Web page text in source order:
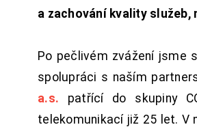
a zachování kvality služeb,
Po pečlivém zvážení jsme
spolupráci s naším
a.s. patřící do skupiny
telekomunikací již 25 let. V